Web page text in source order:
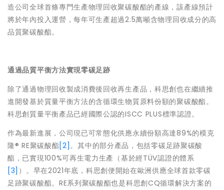
造公司全球首條專門生產物理回收聚碳酸酯的產線，該產線預計
將於年內投入運營，每年可生產超過2.5萬噸含物理回收成分的高
品質聚碳酸酯。
通過品質平衡方法實現零碳足跡
除了通過物理回收製成消費後回收再生產品，科思創也在繼續推
進開發基於質量平衡方法的含循環生物質原料份額的聚碳酸酯。
科思創質量平衡產品已經國際公認的ISCC PLUS標準認證。
作為最新進展，公司現已可常態化供應永續份額高達89%的模克
隆® RE聚碳酸酯[2] 。其中的部分產品，包括零碳足跡聚碳酸
酯，已實現100%可再生電力生產（基於經TÜV認證的體系
[3] ）。早在2021年底，科思創便開始在歐洲供應全球首款零碳
足跡聚碳酸酯。RE系列聚碳酸酯也是科思創CQ循環解決方案的